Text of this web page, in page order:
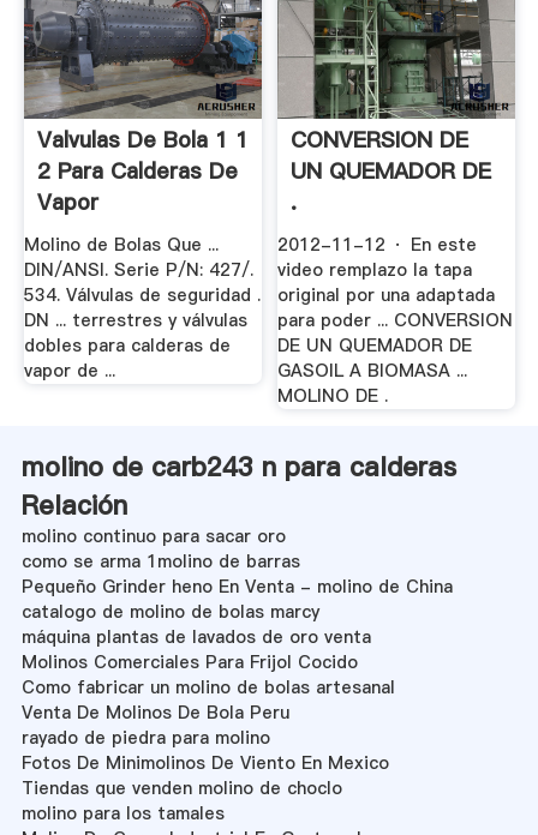
Valvulas De Bola 1 1
2 Para Calderas De
Vapor
Molino de Bolas Que ...
DIN/ANSI. Serie P/N: 427/.
534. Válvulas de seguridad .
DN ... terrestres y válvulas
dobles para calderas de
vapor de ...
CONVERSION DE
UN QUEMADOR DE
.
2012-11-12 · En este
video remplazo la tapa
original por una adaptada
para poder ... CONVERSION
DE UN QUEMADOR DE
GASOIL A BIOMASA ...
MOLINO DE .
molino de carb243 n para calderas
Relación
molino continuo para sacar oro
como se arma 1molino de barras
Pequeño Grinder heno En Venta - molino de China
catalogo de molino de bolas marcy
máquina plantas de lavados de oro venta
Molinos Comerciales Para Frijol Cocido
Como fabricar un molino de bolas artesanal
Venta De Molinos De Bola Peru
rayado de piedra para molino
Fotos De Minimolinos De Viento En Mexico
Tiendas que venden molino de choclo
molino para los tamales